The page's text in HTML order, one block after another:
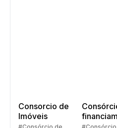
Consorcio de
Imóveis
Quem